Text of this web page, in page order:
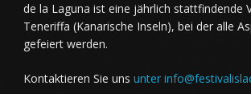
de la Laguna ist eine jährlich stattfindende
Teneriffa (Kanarische Inseln), bei der alle
gefeiert werden.
Kontaktieren Sie uns unter